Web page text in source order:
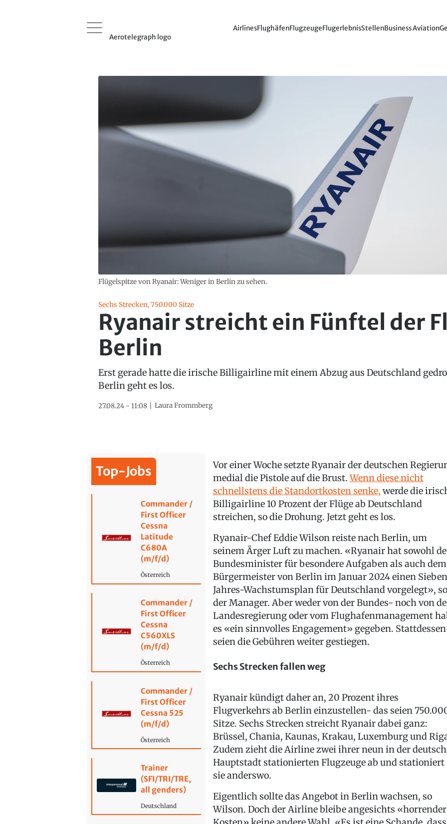
Aerotelegraph logo
AirlinesFlughäfenFlugzeugeFlugerlebnisStellenBusiness Aviation
Flügelspitze von Ryanair: Weniger in Berlin zu sehen.
Sechs Strecken, 750.000 Sitze
Ryanair streicht ein Fünftel der
Berlin
Erst gerade hatte die irische Billigairline mit einem Abzug aus Deutschland
Berlin geht es los.
27.08.24 - 11:08 Laura Frommberg
Top-Jobs
Commander /
First Officer
Cessna
Latitude
C680A
(m/f/d)
Österreich
Commander /
First Officer
Cessna
C560XLS
(m/f/d)
Österreich
Commander /
First Officer
Cessna 525
(m/f/d)
Österreich
Trainer
(SFI/TRI/TRE,
all genders)
Deutschland
Vor einer Woche setzte Ryanair der deutschen
medial die Pistole auf die Brust.Wenn diese nicht
schnellstens die Standortkosten senke, werde die
Billigairline 10 Prozent der Flüge ab Deutschland
streichen, so die Drohung. Jetzt geht es los.
Ryanair-Chef Eddie Wilson reiste nach Berlin, um
seinem Ärger Luft zu machen. «Ryanair hat sowohl
Bundesminister für besondere Aufgaben als auch dem
Bürgermeister von Berlin im Januar 2024 einen
Jahres-Wachstumsplan für Deutschland vorgelegt», so
der Manager. Aber weder von der Bundes- noch von
Landesregierung oder vom Flughafenmanagement
es «ein sinnvolles Engagement» gegeben. Stattdessen
seien die Gebühren weiter gestiegen.
Sechs Strecken fallen weg
Ryanair kündigt daher an, 20 Prozent ihres
Flugverkehrs ab Berlin einzustellen- das seien
Sitze. Sechs Strecken streicht Ryanair dabei ganz:
Brüssel, Chania, Kaunas, Krakau, Luxemburg und
Zudem zieht die Airline zwei ihrer neun in der
Hauptstadt stationierten Flugzeuge ab und stationiert
sie anderswo.
Eigentlich sollte das Angebot in Berlin wachsen, so
Wilson. Doch der Airline bleibe angesichts «horrender